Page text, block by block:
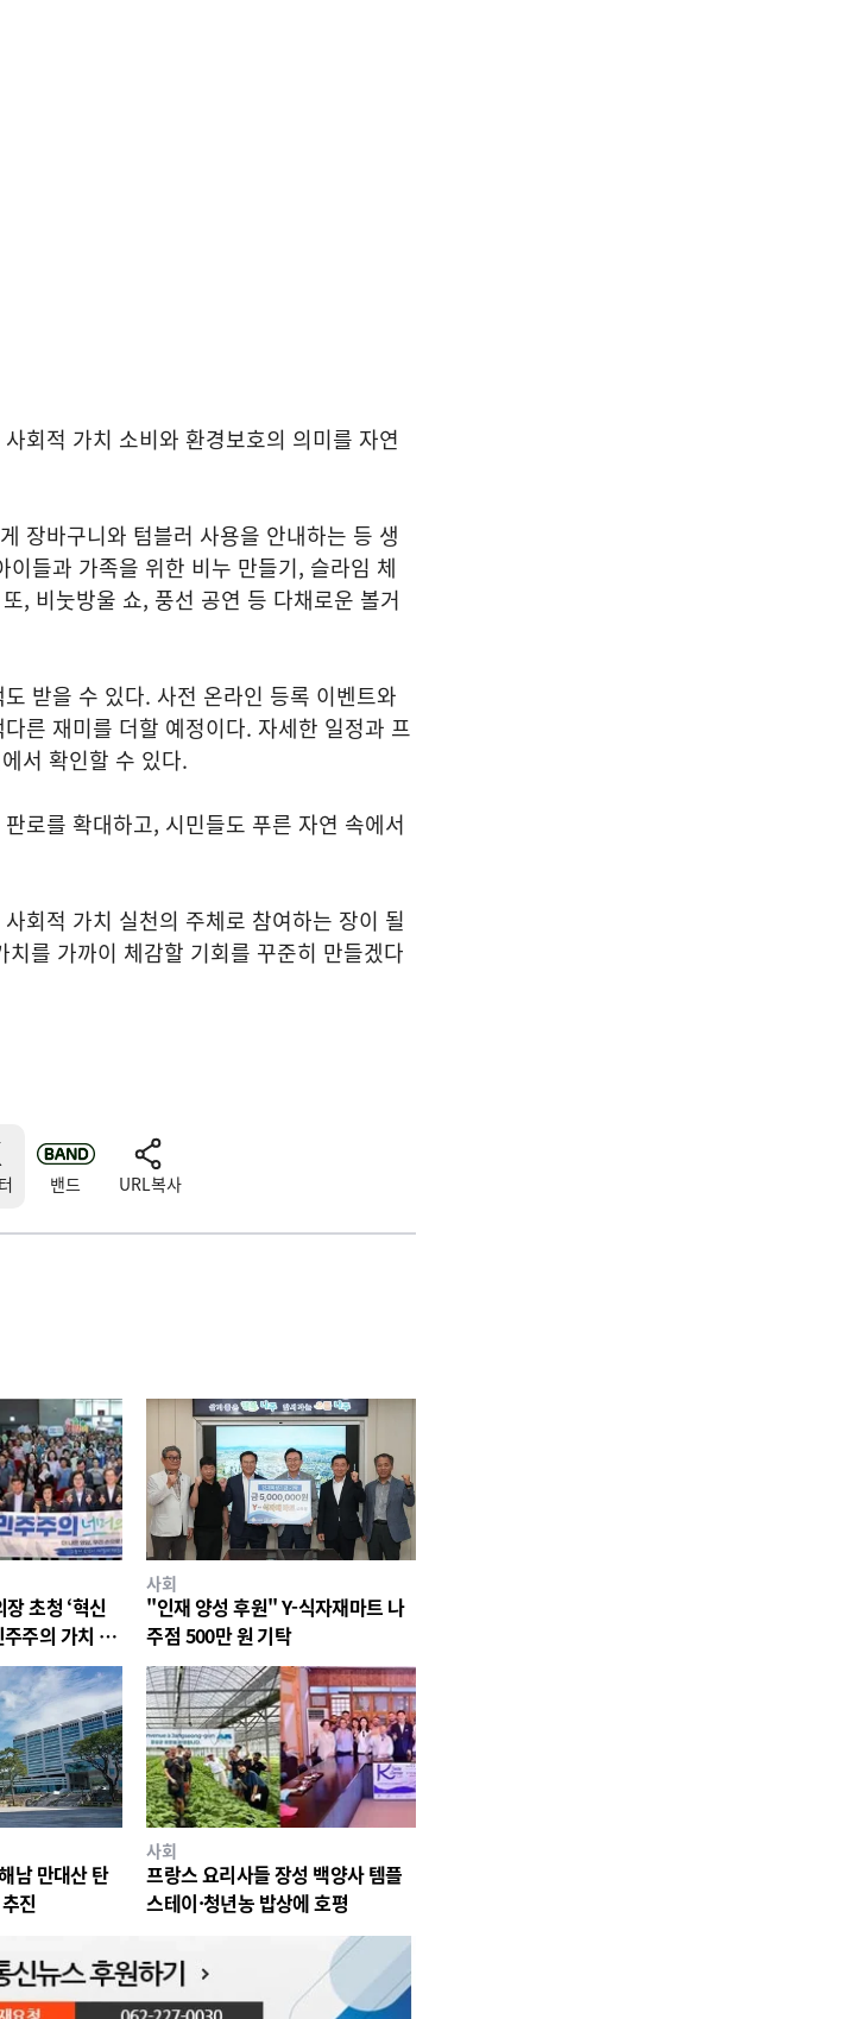
회적 가치 소비와 환경보호의 의미를 자연
장바구니와 텀블러 사용을 안내하는 등 생
들과 가족을 위한 비누 만들기, 슬라임 체
, 비눗방울 쇼, 풍선 공연 등 다채로운 볼거
받을 수 있다. 사전 온라인 등록 이벤트와
른 재미를 더할 예정이다. 자세한 일정과 프
서 확인할 수 있다.
로를 확대하고, 시민들도 푸른 자연 속에서
회적 가치 실천의 주체로 참여하는 장이 될
를 가까이 체감할 기회를 꾸준히 만들겠다
밴드 URL복사
초청 ‘혁신
주의 가치 공
사회
"인재 양성 후원" Y-식자재마트 나
주점 500만 원 기탁
남 만대산 탄
진
사회
프랑스 요리사들 장성 백양사 템플
스테이·청년농 밥상에 호평